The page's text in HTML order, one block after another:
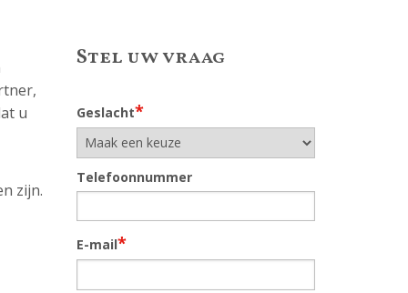
u
zijn.
Stel uw vraag
Geslacht*
Telefoonnummer
E-mail*